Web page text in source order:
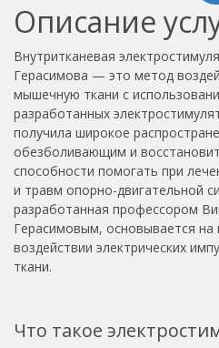
Описание
Внутритканевая
Герасимова — это метод
мышечную ткани с
разработанных
получила широкое
обезболивающим и
способности помогать при
и травм опорно-двигательной
разработанная профессором
Герасимовым, основывается на
воздействии электрических
ткани.
Что такое